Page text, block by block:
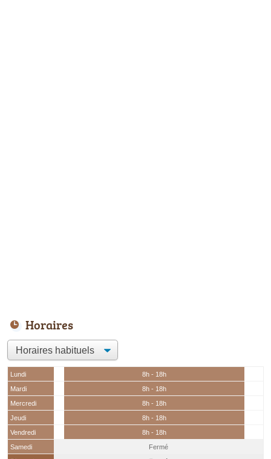
Horaires
Lundi
8h - 18h
Mardi
8h - 18h
Mercredi
8h - 18h
Jeudi
8h - 18h
Vendredi
8h - 18h
Samedi
Fermé